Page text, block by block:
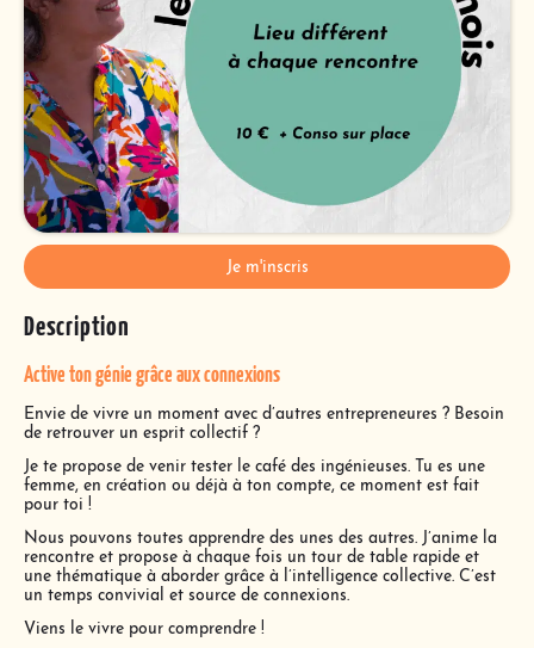
Je m'inscris
Description
Active ton génie grâce aux connexions
Envie de vivre un moment avec d’autres entrepreneures ? Besoin
de retrouver un esprit collectif ?
Je te propose de venir tester le café des ingénieuses. Tu es une
femme, en création ou déjà à ton compte, ce moment est fait
pour toi !
Nous pouvons toutes apprendre des unes des autres. J’anime la
rencontre et propose à chaque fois un tour de table rapide et
une thématique à aborder grâce à l’intelligence collective. C’est
un temps convivial et source de connexions.
Viens le vivre pour comprendre !